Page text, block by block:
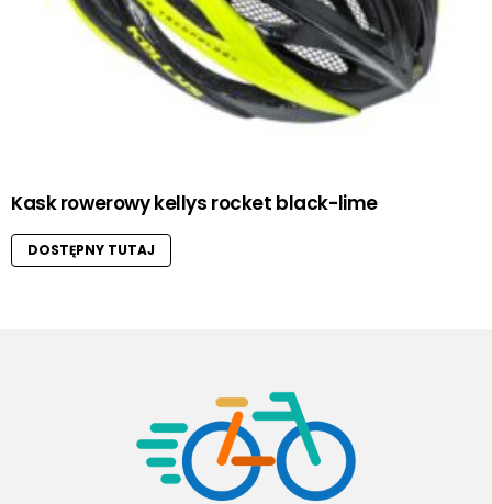
Kask rowerowy kellys rocket black-lime
DOSTĘPNY TUTAJ